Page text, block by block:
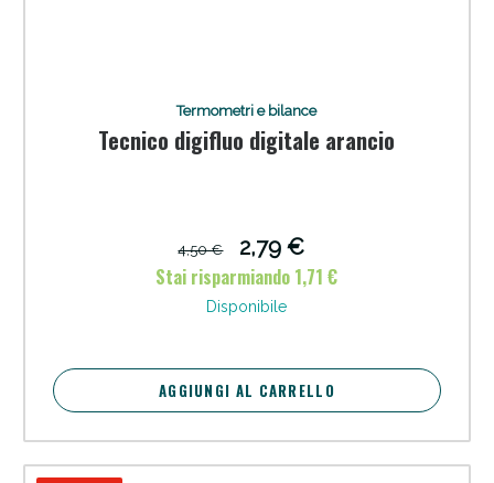
Termometri e bilance
Tecnico digifluo digitale arancio
4,50 €
2,79 €
Stai risparmiando 1,71 €
Disponibile
AGGIUNGI AL CARRELLO